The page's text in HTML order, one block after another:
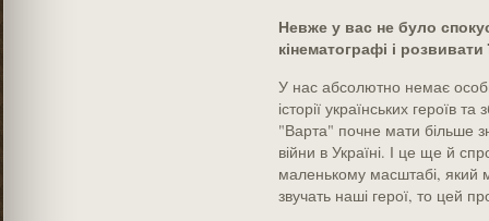
Невже у вас не було
кінематографі і розвивати
У нас абсолютно немає
історії українських героїв
"Варта" почне мати більше
війни в Україні. І це ще й
маленькому масштабі, який
звучать наші герої, то цей